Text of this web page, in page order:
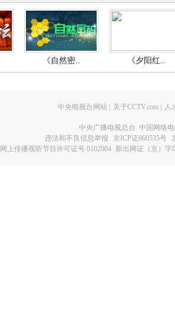
《自然密.. 《夕阳红..
中央电视台网站 | 关于CCTV.com | 人
中央广播电视总台 中国网络
违法和不良信息举报
京ICP证060535号
网上传播视听节目许可证号 0102004 新出网证（京）